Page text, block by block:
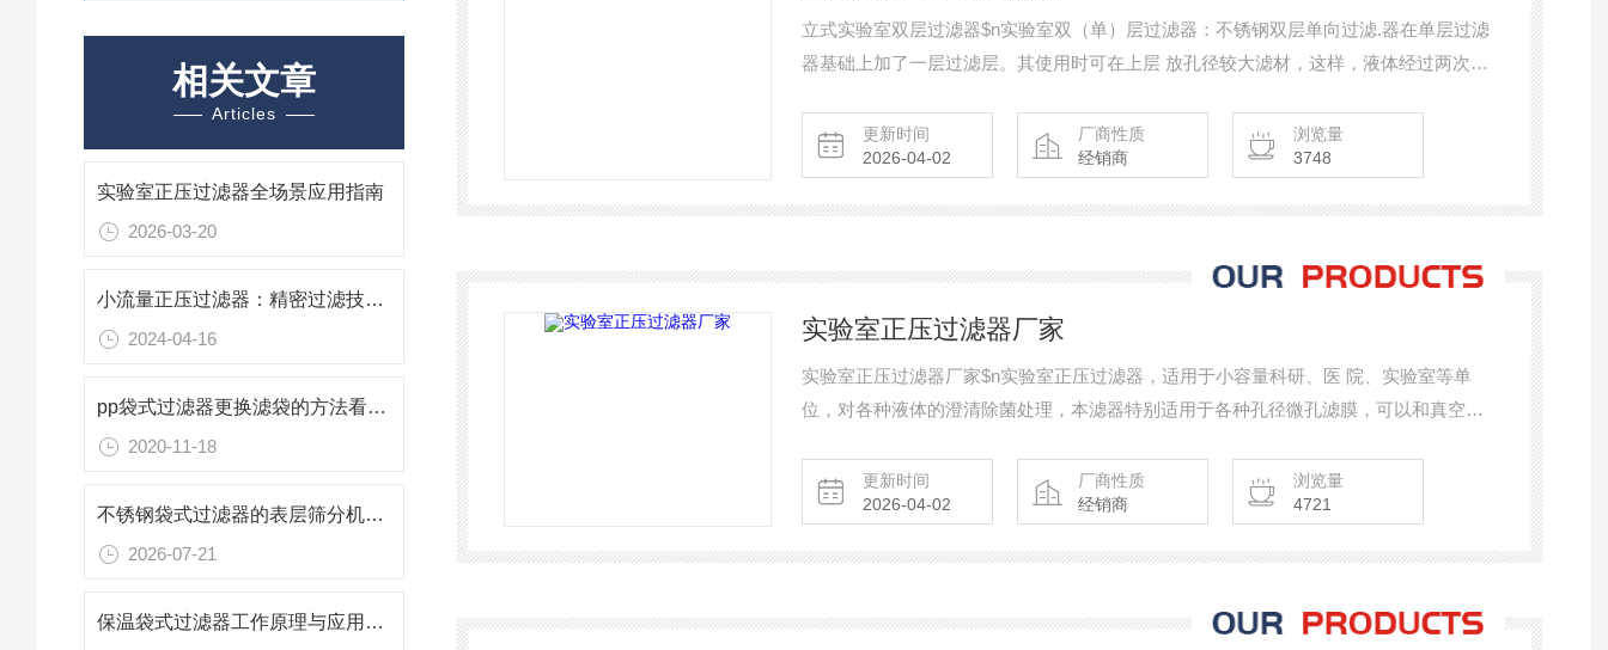
相关文章
Articles
实验室正压过滤器全场景应用指南
2026-03-20
小流量正压过滤器：精密过滤技术的静音守卫
2024-04-16
pp袋式过滤器更换滤袋的方法看完就会了
2020-11-18
不锈钢袋式过滤器的表层筛分机理与流体净化逻辑
2026-07-21
保温袋式过滤器工作原理与应用解析
立式实验室双层过滤器$n实验室双（单）层过滤器：不锈钢双层单向过滤.器在单层过滤
器基础上加了一层过滤层。其使用时可在上层 放孔径较大滤材，这样，液体经过两次过
更新时间
2026-04-02
厂商性质
经销商
浏览量
3748
实验室正压过滤器厂家
实验室正压过滤器厂家$n实验室正压过滤器，适用于小容量科研、医 院、实验室等单
位，对各种液体的澄清除菌处理，本滤器特别适用于各种孔径微孔滤膜，可以和真空泵
是科研人员解决少量液体过滤化验的好帮手。
更新时间
2026-04-02
厂商性质
经销商
浏览量
4721